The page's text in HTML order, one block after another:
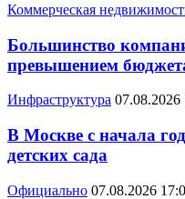
Коммерческая
Большинство
превышением
Инфраструктура 07.08.2026
В Москве с начала
детских сада
Официально 07.08.2026